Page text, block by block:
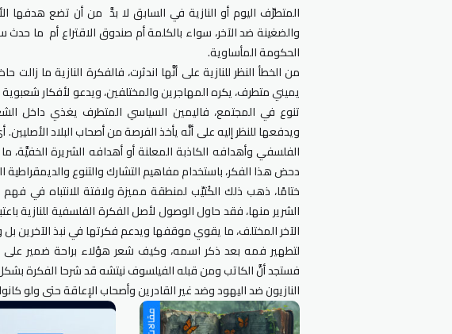
المتطرِّف اليوم أو النازية في السابق لا بدَّ من أن تضع هدفها
والضغينة ضد الآخر، سواء بالكلمة أم صندوق الاقتراع أم ما حدث
الحكومة المأساوية.
من الخطأ النظر للنازية على أنَّها اندثرت، فالفكرة النازية ما
يميني متطرف، يكره المهاجرين والمختلفين، ويدعو لأفكار
تنوع في المجتمع، فاليمين السياسي المتطرف يغذي
ويدفعها للنظر إليه على أنَّه يأخذ الفرصة من أصحاب البلاد الأصليين.
الفلسفي وأهدافه الكاذبة المعلنة أو أهدافه الشريرة
دحض هذا الفكر، باستخدام مفاهيم التشارك والتنوع والديمقراطية
ختامًا، ذهب ذلك الكُتيِّب لمنطقة مميزة ولافتة للانتباه في
الشرير منها، فقد حاول الوصول لأصل الفكرة الفلسفية للنازية
الآخر المختلف، ما يقوي موقفها ويدعم فكرتها في نبذ الآخرين
لتطهير فمه بعد ذكر اسمه، وكيف شعر هؤلاء براحة ضمير
فستجد أنَّ الكاتب ومن قبله الفيلسوف نيتشه قد شرحا الفكرة
النازيون ضد اليهود وضد غير القادرين وأصحاب الإعاقة حتى ولو